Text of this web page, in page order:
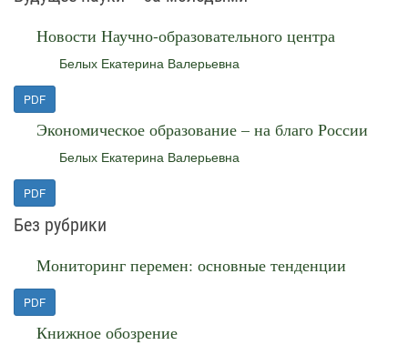
Новости Научно-образовательного центра
Белых Екатерина Валерьевна
PDF
Экономическое образование – на благо России
Белых Екатерина Валерьевна
PDF
Без рубрики
Мониторинг перемен: основные тенденции
PDF
Книжное обозрение